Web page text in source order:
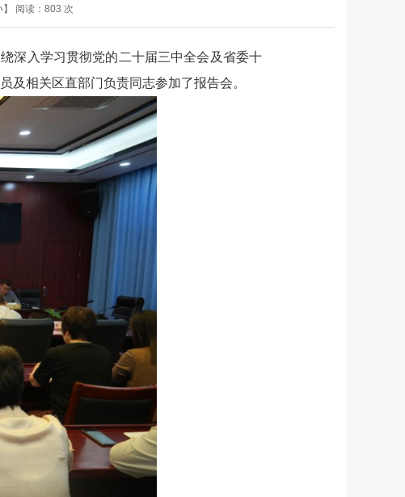
】 阅读： 803 次
深入学习贯彻党的二十届三中全会及省委十
及相关区直部门负责同志参加了报告会。